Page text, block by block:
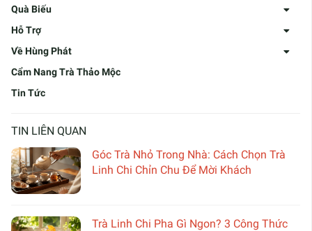
Quà Biếu
Hỗ Trợ
Về Hùng Phát
Cẩm Nang Trà Thảo Mộc
Tin Tức
TIN LIÊN QUAN
Góc Trà Nhỏ Trong Nhà: Cách Chọn Trà
Linh Chi Chỉn Chu Để Mời Khách
Trà Linh Chi Pha Gì Ngon? 3 Công Thức